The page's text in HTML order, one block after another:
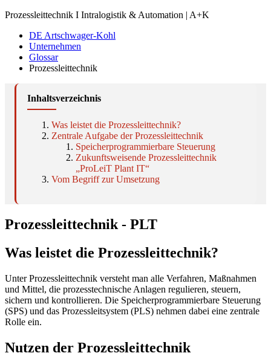
Prozessleittechnik I Intralogistik & Automation | A+K
DE Artschwager-Kohl
Unternehmen
Glossar
Prozessleittechnik
Inhaltsverzeichnis
Was leistet die Prozessleittechnik?
Zentrale Aufgabe der Prozessleittechnik
Speicherprogrammierbare Steuerung
Zukunftsweisende Prozessleittechnik
„ProLeiT Plant IT“
Vom Begriff zur Umsetzung
Prozessleittechnik - PLT
Was leistet die Prozessleittechnik?
Unter Prozessleittechnik versteht man alle Verfahren, Maßnahmen
und Mittel, die prozesstechnische Anlagen regulieren, steuern,
sichern und kontrollieren. Die Speicherprogrammierbare Steuerung
(SPS) und das Prozessleitsystem (PLS) nehmen dabei eine zentrale
Rolle ein.
Nutzen der Prozessleittechnik